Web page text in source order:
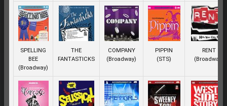
SPELLING
BEE
(Broadway)
THE
FANTASTICKS
COMPANY
(Broadway)
PIPPIN
(STS)
RENT
(Broadway)